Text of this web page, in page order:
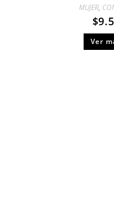
MUJER,
$
Ver